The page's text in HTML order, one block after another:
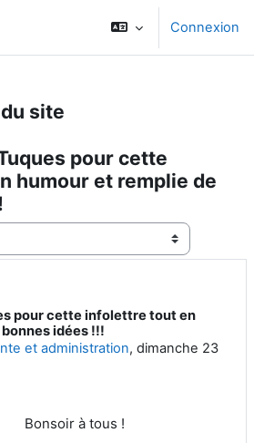
Connexion
site
pour cette
humour et remplie de
pour cette infolettre tout en
idées !!!
et administration, dimanche 23
0
Bonsoir à tous !